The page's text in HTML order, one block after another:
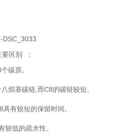
区别 ：
碳原。
烷基碳链,而C8的碳链较短。
有较短的保留时间。
较低的疏水性。